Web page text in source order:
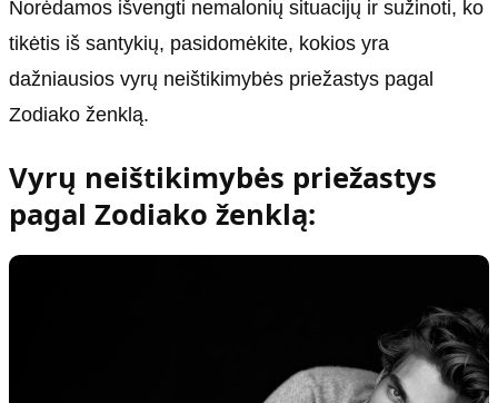
Norėdamos išvengti nemalonių situacijų ir sužinoti, ko
tikėtis iš santykių, pasidomėkite, kokios yra
dažniausios vyrų neištikimybės priežastys pagal
Zodiako ženklą.
Vyrų neištikimybės priežastys
pagal Zodiako ženklą: